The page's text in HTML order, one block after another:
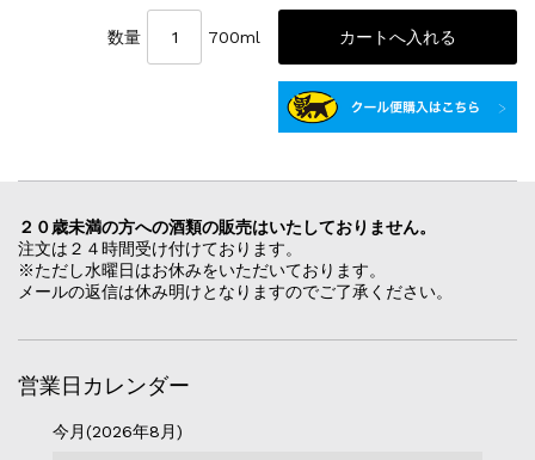
数量 700ml
２０歳未満の方への酒類の販売はいたしておりません。
注文は２４時間受け付けております。
※ただし水曜日はお休みをいただいております。
メールの返信は休み明けとなりますのでご了承ください。
営業日カレンダー
今月(2026年8月)